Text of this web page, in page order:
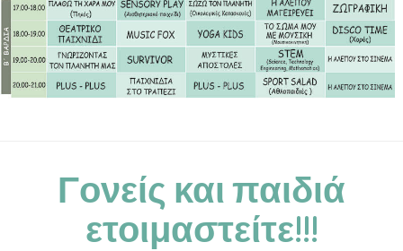
Γονείς και παιδιά
ετοιμαστείτε!!!